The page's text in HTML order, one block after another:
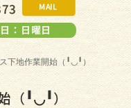
下地作業開始（╹◡╹）
（╹◡╹）